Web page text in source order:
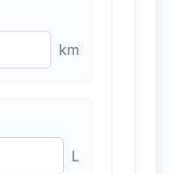
km
L